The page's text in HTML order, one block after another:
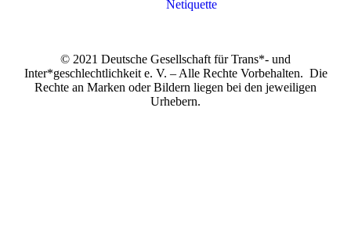
Netiquette
© 2021 Deutsche Gesellschaft für Trans*- und
Inter*geschlechtlichkeit e. V. – Alle Rechte Vorbehalten. Die
Rechte an Marken oder Bildern liegen bei den jeweiligen
Urhebern.